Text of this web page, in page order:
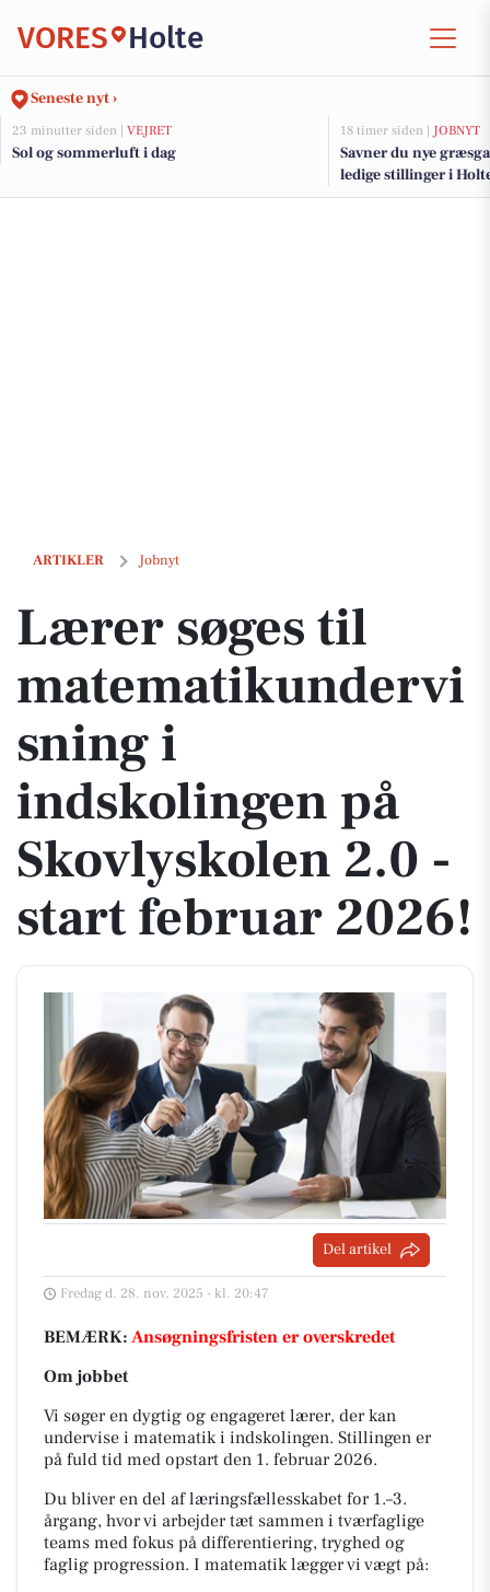
VORES Holte
Seneste nyt ›
23 minutter siden | VEJRET
Sol og sommerluft i dag
18 timer siden | JOBNYT
Savner du nye
ledige stillinger i
ARTIKLER Jobnyt
Lærer søges til matematikundervisning i indskolingen på
Lærer søges til
matematikundervi
sning i
indskolingen på
Skovlyskolen 2.0 -
start februar 2026!
Del artikel
Fredag d. 28. nov. 2025 - kl. 20:47
BEMÆRK: Ansøgningsfristen er overskredet
Om jobbet
Vi søger en dygtig og engageret lærer, der kan
undervise i matematik i indskolingen. Stillingen er
på fuld tid med opstart den 1. februar 2026.
Du bliver en del af læringsfællesskabet for 1.–3.
årgang, hvor vi arbejder tæt sammen i tværfaglige
teams med fokus på differentiering, tryghed og
faglig progression. I matematik lægger vi vægt på: